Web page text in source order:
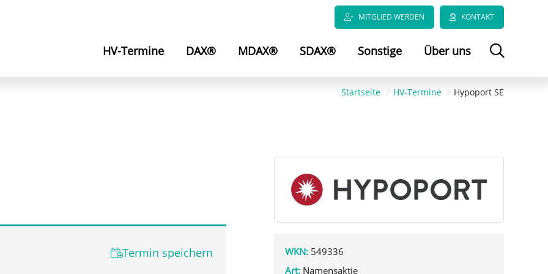
MITGLIED WERDEN KONTAKT
HV-Termine DAX® MDAX® SDAX® Sonstige Über uns
Startseite HV-Termine Hypoport SE
Termin speichern WKN: 549336
Art: Namensaktie